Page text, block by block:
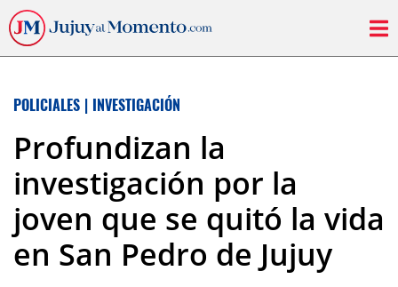
POLICIALES | INVESTIGACIÓN
Profundizan la
investigación por la
joven que se quitó la vida
en San Pedro de Jujuy